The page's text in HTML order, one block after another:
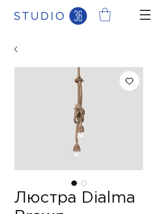
Люстра Dialma